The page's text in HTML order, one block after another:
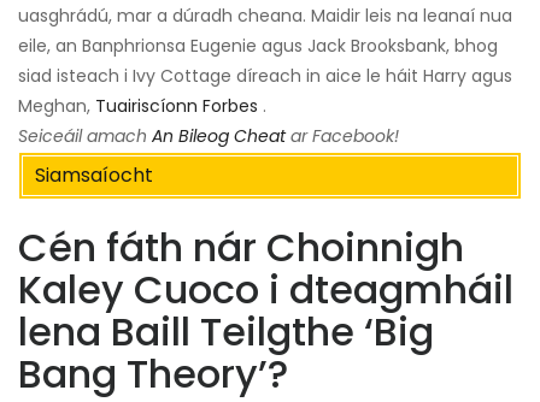
uasghrádú, mar a dúradh cheana. Maidir leis na leanaí nua
eile, an Banphrionsa Eugenie agus Jack Brooksbank, bhog
siad isteach i Ivy Cottage díreach in aice le háit Harry agus
Meghan, Tuairiscíonn Forbes .
Seiceáil amach An Bileog Cheatar Facebook!
Siamsaíocht
Cén fáth nár Choinnigh
Kaley Cuoco i dteagmháil
lena Baill Teilgthe ‘Big
Bang Theory’?